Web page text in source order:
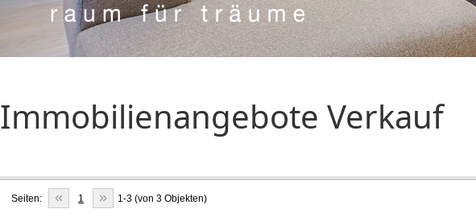
Immobilienangebote Verkauf
Seiten: « 1 » 1-3 (von 3 Objekten)